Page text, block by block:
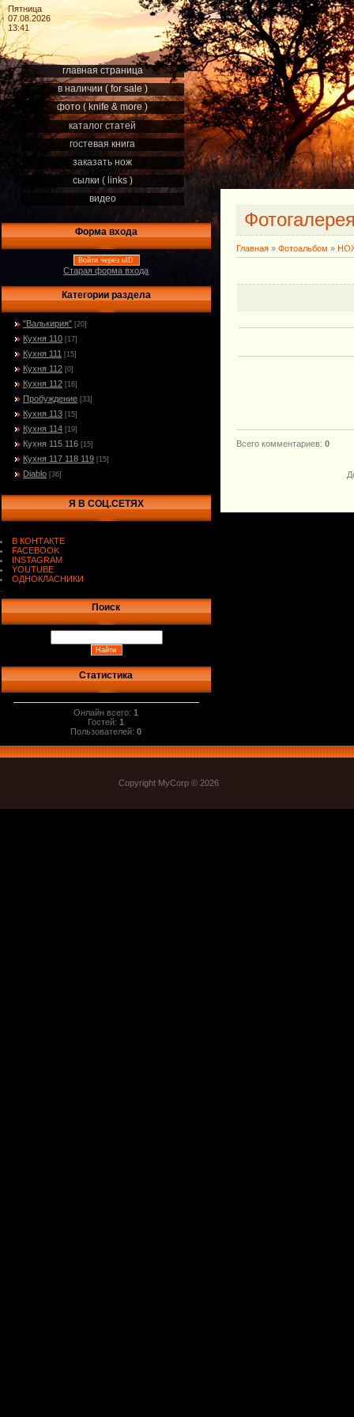
Пятница
07.08.2026
13:41
главная страница
в наличии ( for sale )
фото ( knife & more )
каталог статей
гостевая книга
заказать нож
сылки ( links )
видео
Форма входа
Войти через uID
Старая форма входа
Категории раздела
"Валькирия" [20]
Кухня 110 [17]
Кухня 111 [15]
Кухня 112 [0]
Кухня 112 [16]
Пробуждение [33]
Кухня 113 [15]
Кухня 114 [19]
Кухня 115 116 [15]
Кухня 117 118 119 [15]
Diablo [36]
Я В СОЦ.СЕТЯХ
В КОНТАКТЕ
FACEBOOK
INSTAGRAM
YOUTUBE
ОДНОКЛАСНИКИ
Поиск
Статистика
Онлайн всего:1
Гостей:1
Пользователей:0
Главная » Фотоальбом »
Всего комментариев: 0
Copyright MyCorp © 2026